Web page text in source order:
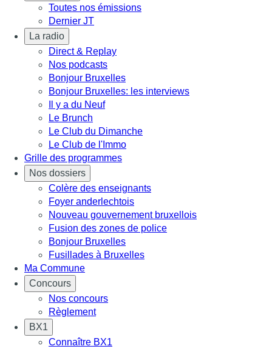
Toutes nos émissions
Dernier JT
La radio
Direct & Replay
Nos podcasts
Bonjour Bruxelles
Bonjour Bruxelles: les interviews
Il y a du Neuf
Le Brunch
Le Club du Dimanche
Le Club de l'Immo
Grille des programmes
Nos dossiers
Colère des enseignants
Foyer anderlechtois
Nouveau gouvernement bruxellois
Fusion des zones de police
Bonjour Bruxelles
Fusillades à Bruxelles
Ma Commune
Concours
Nos concours
Règlement
BX1
Connaître BX1